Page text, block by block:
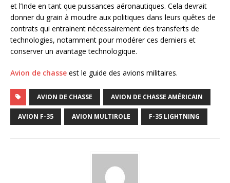
et l’Inde en tant que puissances aéronautiques. Cela devrait
donner du grain à moudre aux politiques dans leurs quêtes de
contrats qui entrainent nécessairement des transferts de
technologies, notamment pour modérer ces derniers et
conserver un avantage technologique.
Avion de chasse est le guide des avions militaires.
AVION DE CHASSE AVION DE CHASSE AMÉRICAIN
AVION F-35 AVION MULTIROLE F-35 LIGHTNING